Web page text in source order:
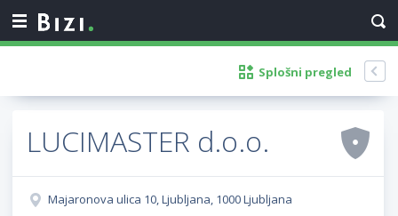
Splošni pregled
LUCIMASTER d.o.o.
Majaronova ulica 10, Ljubljana, 1000 Ljubljana